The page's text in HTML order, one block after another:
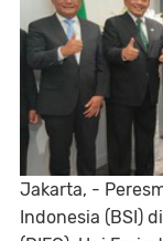
Jakarta, -
Indonesia (BSI)